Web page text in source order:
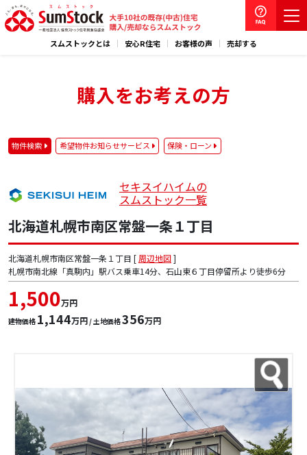
スムストックとは 安心R住宅 お客様の声 売却する
購入をお考えの方
物件検索 希望物件お知らせサービス 保険・ローン
セキスイハイムの
スムストック一覧
北海道札幌市南区常盤一条１丁目
北海道札幌市南区常盤一条１丁目 [ 周辺地図]
札幌市南北線「真駒内」駅バス乗車14分、石山東６丁目停留所より徒歩6分
1,500万円
建物価格 1,144万円 / 土地価格356万円